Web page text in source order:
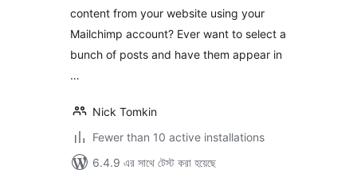
content from your website using your
Mailchimp account? Ever want to select a
bunch of posts and have them appear in
…
Nick Tomkin
Fewer than 10 active installations
6.4.9 এর সাথে টেস্ট করা হয়েছে